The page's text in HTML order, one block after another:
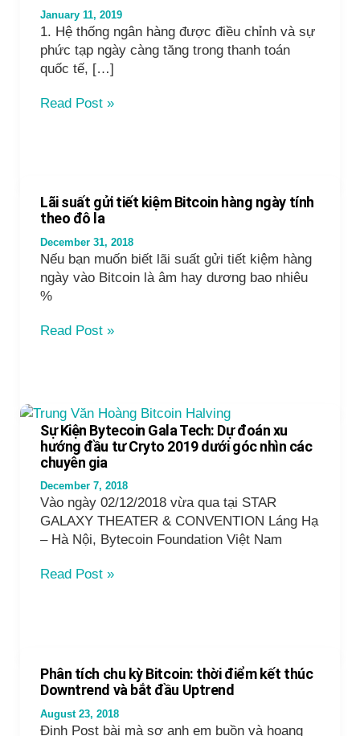
January 11, 2019
1. Hệ thống ngân hàng được điều chỉnh và sự
phức tạp ngày càng tăng trong thanh toán
quốc tế, […]
Kiếm
thế
sử
Crypto
năm
2019
Read Post »
Lãi suất gửi tiết kiệm Bitcoin hàng ngày tính
theo đô la
December 31, 2018
Nếu bạn muốn biết lãi suất gửi tiết kiệm hàng
ngày vào Bitcoin là âm hay dương bao nhiêu
%
Lãi
Bitcoin
hàng
ngày
tính
theo
đô
Read Post »
Sự Kiện Bytecoin Gala Tech: Dự đoán xu
hướng đầu tư Cryto 2019 dưới góc nhìn các
chuyên gia
December 7, 2018
Vào ngày 02/12/2018 vừa qua tại STAR
GALAXY THEATER & CONVENTION Láng Hạ
– Hà Nội, Bytecoin Foundation Việt Nam
Sự
Dự
đoán
hướng
Read Post »
Phân tích chu kỳ Bitcoin: thời điểm kết thúc
Downtrend và bắt đầu Uptrend
August 23, 2018
Định Post bài mà sợ anh em buồn và hoang